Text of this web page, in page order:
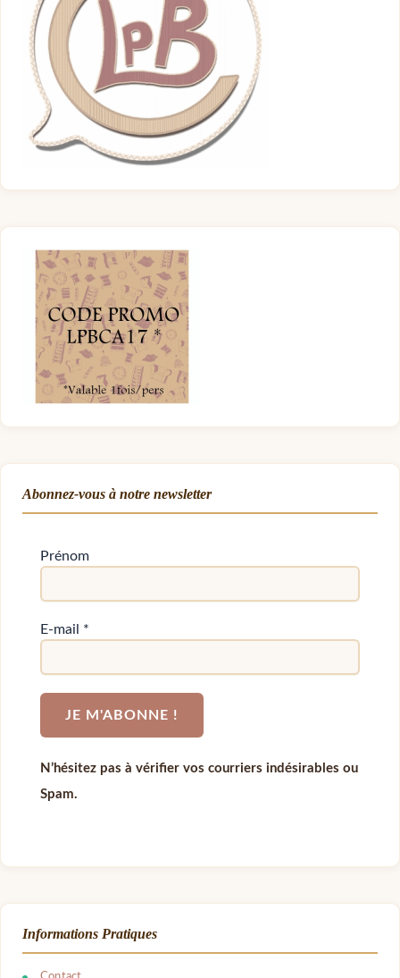
Abonnez-vous à notre newsletter
Prénom
E-mail *
N’hésitez pas à vérifier vos courriers indésirables ou
Spam.
Informations Pratiques